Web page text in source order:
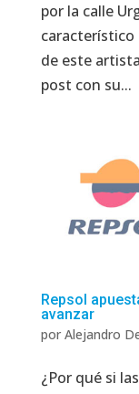
por la calle
característico
de este
post con su...
Repsol
avanzar
por Alejandro
¿Por qué si